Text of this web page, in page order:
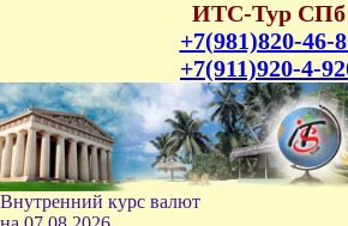
ИТС-Тур СПб
+7(981)820-46-
+7(911)920-4-
Внутренний курс валют